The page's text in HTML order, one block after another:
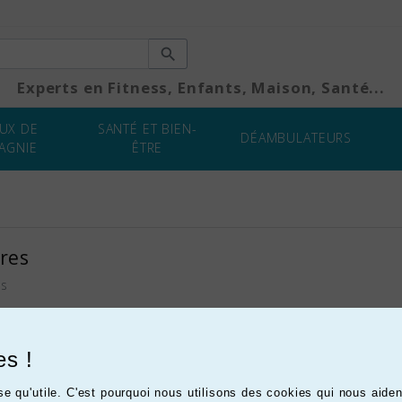
!
qu'utile. C'est pourquoi nous utilisons des cookies qui nous

Experts en Fitness, Enfants, Maison, Santé...
DE
SANTÉ ET BIEN-
ÊTRE
DÉAMBULATEURS